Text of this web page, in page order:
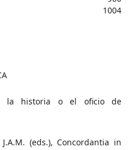
1004
la historia o el oficio de
J.A.M. (eds.), Concordantia in